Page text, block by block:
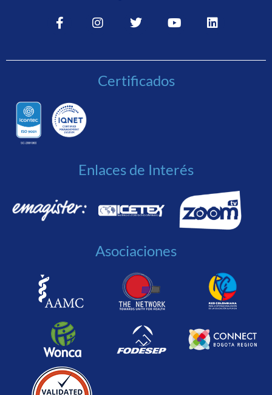
Certificados
Enlaces de Interés
Asociaciones